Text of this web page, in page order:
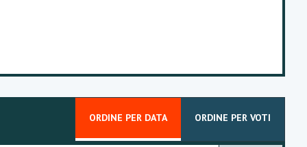
ORDINE PER DATA ORDINE PER VOTI